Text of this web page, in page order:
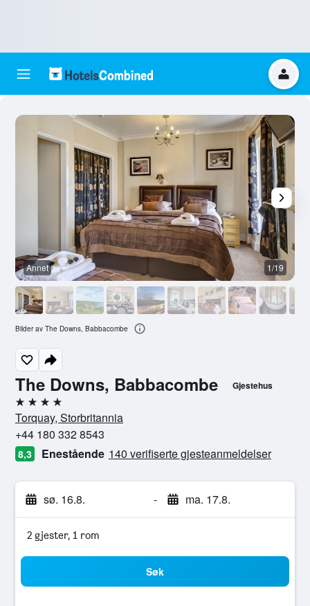
The Downs, Babbacombe Gjestehus
4 stjerner
Torquay, Storbritannia
+44 180 332 8543
8,3 Enestående 140 verifiserte gjesteanmeldelser
sø. 16.8. - ma. 17.8.
2 gjester, 1 rom
Søk
Annet 1/19
Bilder av The Downs, Babbacombe